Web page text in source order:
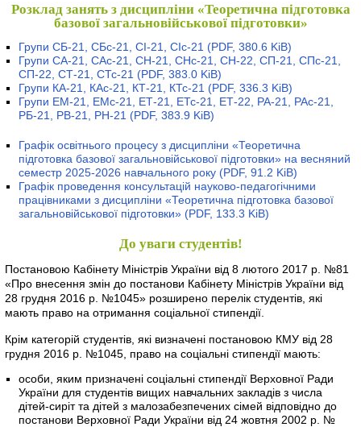
Розклад занять з дисципліни «Теоретична підготовка
базової загальновійськової підготовки»
Групи СБ-21, СБс-21, СІ-21, СІс-21 (PDF, 380.6 KiB)
Групи СА-21, САс-21, СН-21, СНс-21, СН-22, СП-21, СПс-21,
СП-22, СТ-21, СТс-21 (PDF, 383.0 KiB)
Групи КА-21, КАс-21, КТ-21, КТс-21 (PDF, 336.3 KiB)
Групи ЕМ-21, ЕМс-21, ЕТ-21, ЕТс-21, ЕТ-22, РА-21, РАс-21,
РБ-21, РВ-21, РН-21 (PDF, 383.9 KiB)
Графік освітнього процесу з дисципліни «Теоретична
підготовка базової загальновійськової підготовки» на весняний
семестр 2025-2026 навчального року (PDF, 91.2 KiB)
Графік проведення консультацій науково-педагогічними
працівниками з дисципліни «Теоретична підготовка базової
загальновійськової підготовки» (PDF, 133.3 KiB)
До уваги студентів!
Постановою Кабінету Міністрів України від 8 лютого 2017 р. №81
«Про внесення змін до постанови Кабінету Міністрів України від
28 грудня 2016 р. №1045» розширено перелік студентів, які
мають право на отримання соціальної стипендії.
Крім категорій студентів, які визначені постановою КМУ від 28
грудня 2016 р. №1045, право на соціальні стипендії мають:
особи, яким призначені соціальні стипендії Верховної Ради
України для студентів вищих навчальних закладів з числа
дітей-сиріт та дітей з малозабезпечених сімей відповідно до
постанови Верховної Ради України від 24 жовтня 2002 р. №